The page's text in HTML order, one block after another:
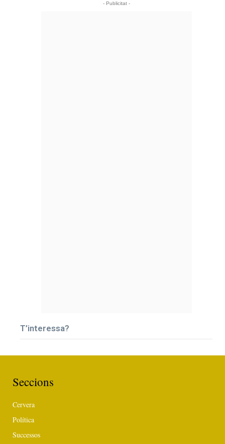
- Publicitat -
T’interessa?
Seccions
Cervera
Política
Successos